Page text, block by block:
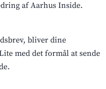
af Aarhus Inside.
bliver dine
med det formål at sende